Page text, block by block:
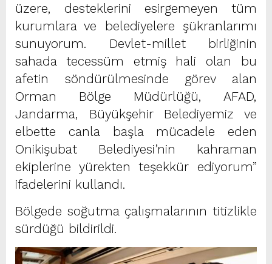
üzere, desteklerini esirgemeyen tüm
kurumlara ve belediyelere şükranlarımı
sunuyorum. Devlet-millet birliğinin
sahada tecessüm etmiş hali olan bu
afetin söndürülmesinde görev alan
Orman Bölge Müdürlüğü, AFAD,
Jandarma, Büyükşehir Belediyemiz ve
elbette canla başla mücadele eden
Onikişubat Belediyesi’nin kahraman
ekiplerine yürekten teşekkür ediyorum”
ifadelerini kullandı.
Bölgede soğutma çalışmalarının titizlikle
sürdüğü bildirildi.